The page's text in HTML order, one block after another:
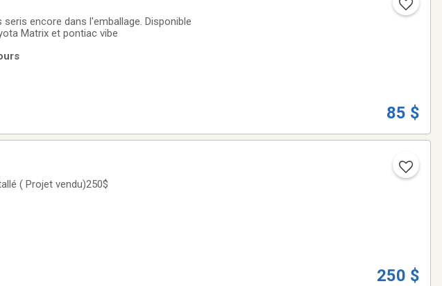
encore dans l'emballage. Disponible
Matrix et pontiac vibe
85 $
( Projet vendu)250$
250 $